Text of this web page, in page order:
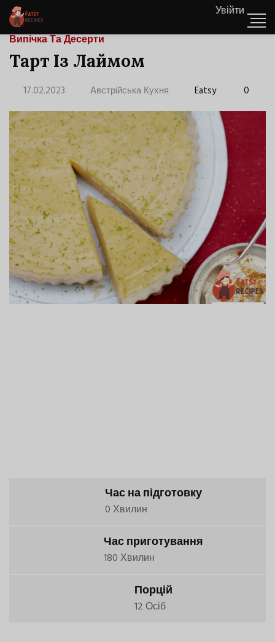
Увійти
Випічка Та Десерти
Тарт Із Лаймом
17.02.2023 Австрійська Кухня Eatsy 0
Час на підготовку
0 Хвилин
Час приготування
180 Хвилин
Порцій
12 Осіб